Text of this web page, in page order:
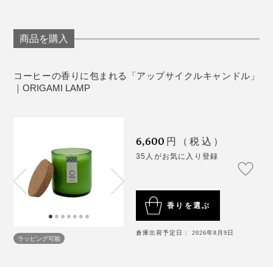
北欧ノルウェーで学んだキャンドルアーティスト率いる
ています。
商品を購入
コーヒーの香りに包まれる「アップサイクルキャンドル」
｜ORIGAMI LAMP
ラッピング可能
6,600 円（税込）
35人がお気に入り登録
香りを選ぶ
倉庫出荷予定日： 2026年8月9日